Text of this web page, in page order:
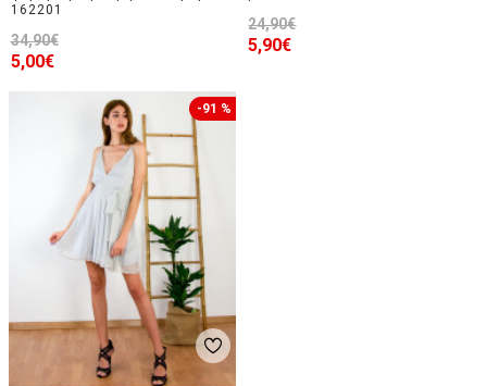
162201
5,00€
34,90€ 5,90€
24,90€
-91 %